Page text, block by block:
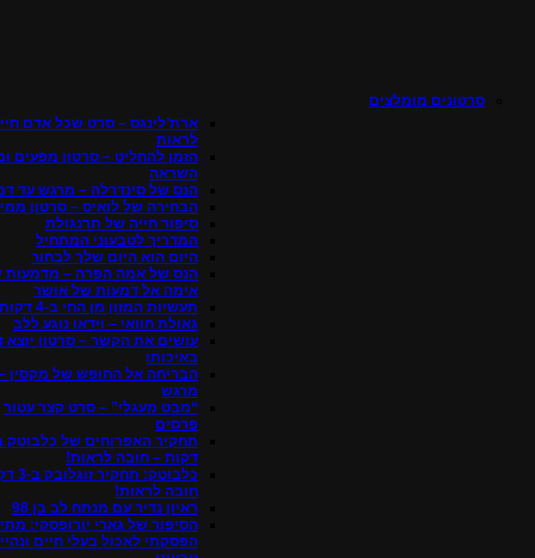
סרטונים מומלצים
ארת’לינגס – סרט שכל אדם
לראות
הזמן להחליט – סרטון מפעים
השראה
הנס של סינדרלה – מרגש עד
הבחירה של לואיס – סרטון
סיפור חייה של תרנגולת
המדריך לטבעוני המתחיל
היום הוא היום שלך לבחור
הנס של אמה הפרה – מדמעות
אימה אל דמעות של אושר
תעשיות המזון מן החי ב-4 דקות
גאולת חוואי – וידאו נוגע ללב
עושים את הקשר – סרטון יוצא
באיכותו
הבריחה אל החופש של מקסין
מרגש
“מבט מעגלי” – סרט קצר עטור
פרסים
דקות – חובה לראות!
כלבוטק:
חובה לראות!
ראיון נדיר עם מנתח לב בן 98
הסיפור של גארי יורופסקי: מתי
הפסקתי לאכול בעלי חיים